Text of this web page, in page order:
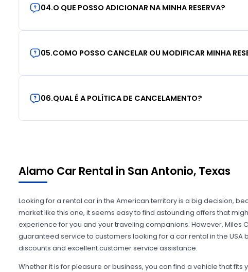
04.O QUE POSSO ADICIONAR NA MINHA RESERVA?
05.COMO POSSO CANCELAR OU MODIFICAR MINHA
06.QUAL É A POLÍTICA DE CANCELAMENTO?
Alamo Car Rental in San Antonio, Texas
Looking for a rental car in the American territory is a big decision,
market like this one, it seems easy to find astounding offers that
experience for you and your traveling companions. However, Miles
guaranteed service to customers looking for a car rental in the USA
discounts and excellent customer service assistance.
Whether it is for pleasure or business, you can find a vehicle that fits